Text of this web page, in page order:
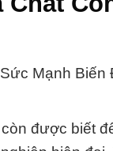
Mạnh
được biết